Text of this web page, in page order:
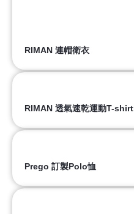
RIMAN 連帽衛衣
RIMAN 透氣速乾運動T-shirt
Prego 訂製Polo恤